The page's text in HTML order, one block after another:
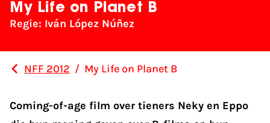
My Life on Planet B
Regie: Iván López Núñez
NFF 2012 / My Life on Planet B
Coming-of-age film over tieners Neky en Eppo